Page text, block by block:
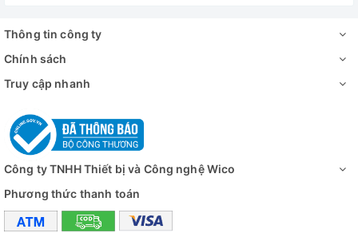
Mối nối / Tốc độ
dòng
điện phân
Thang đo ORP: ±2000 mV
Áp suất tối đa 0.1 bar
Đường kính 12 mm
Thông tin công ty
Chính sách
Truy cập nhanh
Công ty TNHH Thiết bị và Công nghệ Wico
Phương thức thanh toán